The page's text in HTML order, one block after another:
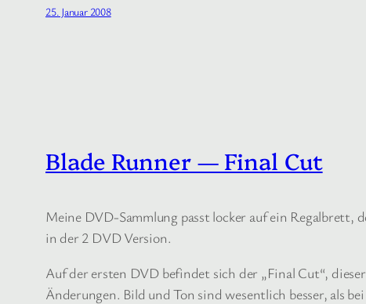
25. Januar 2008
Blade Runner — Final Cut
Meine DVD-Sammlung passt locker auf ein
in der 2 DVD Version.
Auf der ersten DVD befindet sich der „Final Cut“,
Änderungen. Bild und Ton sind wesentlich besser, als